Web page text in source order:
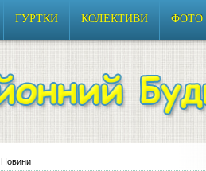
ГУРТКИ КОЛЕКТИВИ ФОТО
Новини